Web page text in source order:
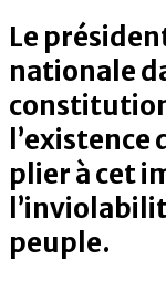
Le
nationale
l’existence
plier à cet
peuple.